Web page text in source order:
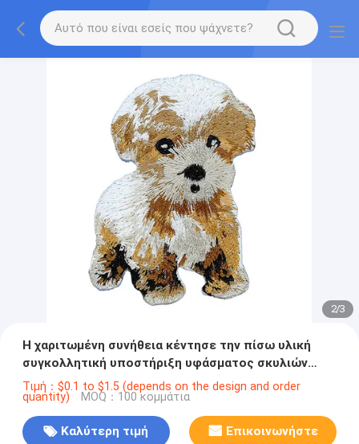
2/3
Η χαριτωμένη συνήθεια κέντησε την πίσω υλική
συγκολλητική υποστήριξη υφάσματος σκυλιών
μπαλωμάτων
Τιμή：$0.1 to $1.5 (depends on the design and order
quantity) MOQ：100 κομμάτια
Καλύτερη τιμή Επικοινωνήστε